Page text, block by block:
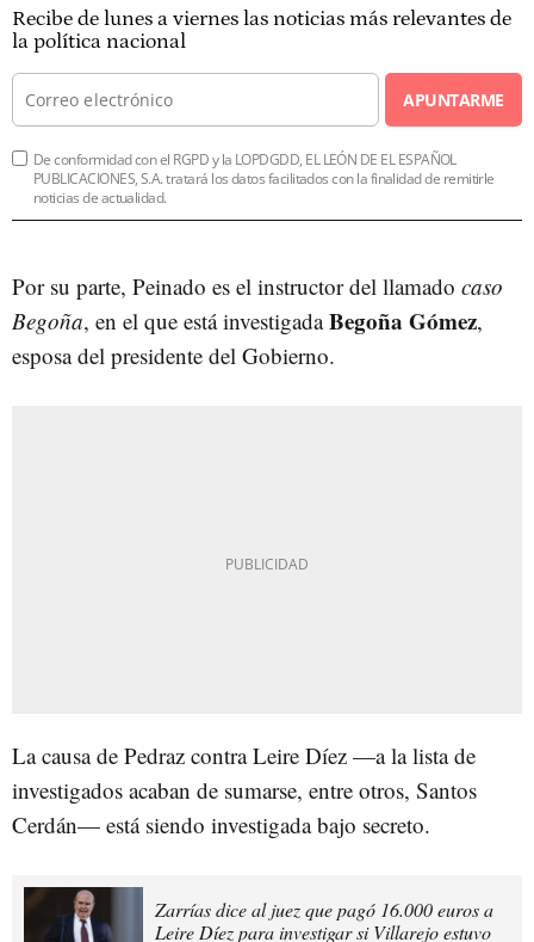
Recibe de lunes a viernes las noticias más relevantes de
la política nacional
APUNTARME
De conformidad con el RGPD y la LOPDGDD, EL LEÓN DE EL ESPAÑOL
PUBLICACIONES, S.A. tratará los datos facilitados con la finalidad de remitirle
noticias de actualidad.
Por su parte, Peinado es el instructor del llamado caso
Begoña, en el que está investigadaBegoña Gómez,
esposa del presidente del Gobierno.
La causa de Pedraz contra Leire Díez —a la lista de
investigados acaban de sumarse, entre otros, Santos
Cerdán— está siendo investigada bajo secreto.
Zarrías dice al juez que pagó 16.000 euros a
Leire Díez para investigar si Villarejo estuvo